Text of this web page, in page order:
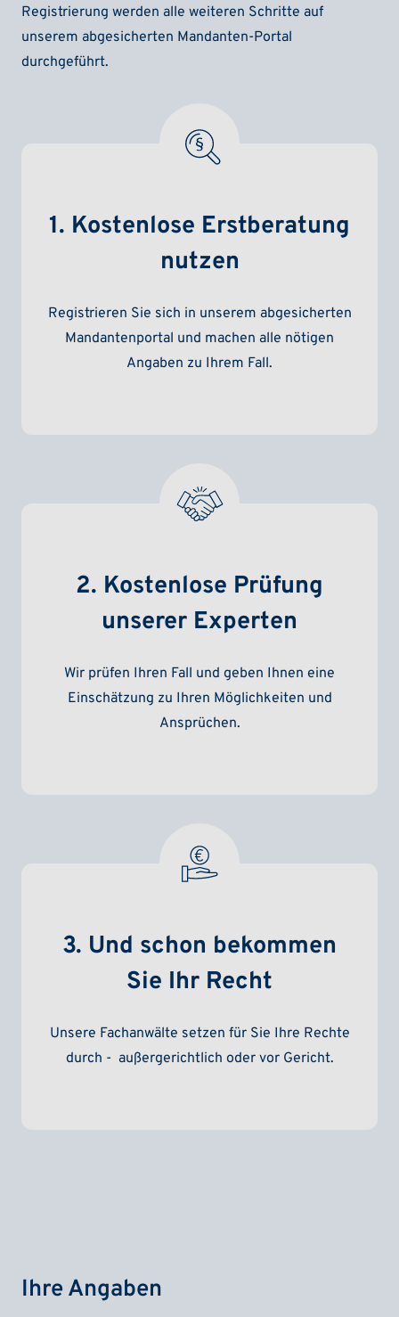
Registrierung werden alle weiteren Schritte auf
unserem abgesicherten Mandanten-Portal
durchgeführt.
1. Kostenlose Erstberatung
nutzen
Registrieren Sie sich in unserem abgesicherten
Mandantenportal und machen alle nötigen
Angaben zu Ihrem Fall.
2. Kostenlose Prüfung
unserer Experten
Wir prüfen Ihren Fall und geben Ihnen eine
Einschätzung zu Ihren Möglichkeiten und
Ansprüchen.
3. Und schon bekommen
Sie Ihr Recht
Unsere Fachanwälte setzen für Sie Ihre Rechte
durch - außergerichtlich oder vor Gericht.
Ihre Angaben